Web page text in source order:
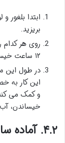
ابتدا بلغور
بریزید.
۱۲ ساعت خیس بخورند.
این کار به
و کمک می
خیساندن، آب
۴.۲. آماده سازی پایه طعم دهنده